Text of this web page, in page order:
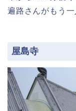
遍路さんがもう一
屋島寺